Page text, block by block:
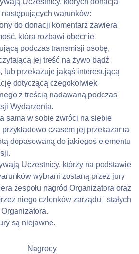
Uczestnicy, których donacja
następujących warunków:
do donacji komentarz zawiera
która rozbawi obecnie
podczas transmisji osobę,
jej treść na żywo bądź
lub przekazuje jakąś interesującą
dotyczącą czegokolwiek
z treścią nadawaną podczas
Wydarzenia.
sama w sobie zwróci na siebie
przykładowo czasem jej przekazania
dopasowaną do jakiegoś elementu
Uczestnicy, którzy na podstawie
wybrani zostaną przez jury
zespołu nagród Organizatora oraz
niego członków zarządu i stałych
są niejawne.
Nagrody